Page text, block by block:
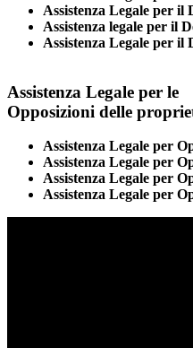
Assistenza Legale per il
Assistenza legale per il
Assistenza Legale per il
Assistenza Legale per le
Opposizioni delle
Assistenza Legale per
Assistenza Legale per
Assistenza Legale per
Assistenza Legale per